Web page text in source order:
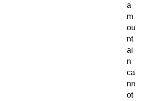
a
m
ou
nt
ai
n
ca
nn
ot